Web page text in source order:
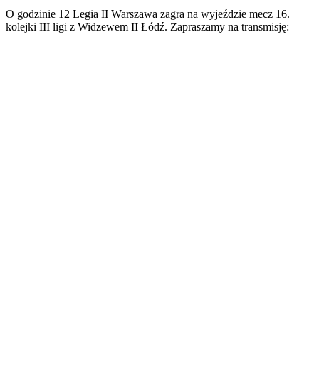
O godzinie 12 Legia II Warszawa zagra na wyjeździe mecz 16.
kolejki III ligi z Widzewem II Łódź. Zapraszamy na transmisję: